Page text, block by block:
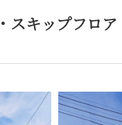
スキップフロ